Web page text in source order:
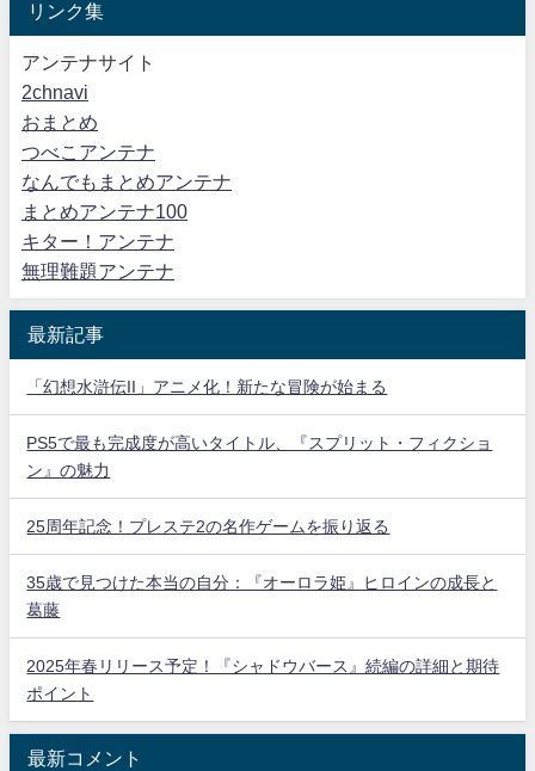
リンク集
アンテナサイト
2chnavi
おまとめ
つべこアンテナ
なんでもまとめアンテナ
まとめアンテナ100
キター！アンテナ
無理難題アンテナ
最新記事
「幻想水滸伝II」アニメ化！新たな冒険が始まる
PS5で最も完成度が高いタイトル、『スプリット・フィクショ
ン』の魅力
25周年記念！プレステ2の名作ゲームを振り返る
35歳で見つけた本当の自分：『オーロラ姫』ヒロインの成長と
葛藤
2025年春リリース予定！『シャドウバース』続編の詳細と期待
ポイント
最新コメント